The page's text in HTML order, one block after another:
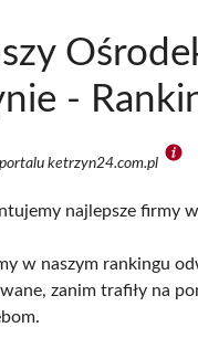
-
ketrzyn24.com.pl
najlepsze firmy
w naszym rankingu
zanim trafiły na